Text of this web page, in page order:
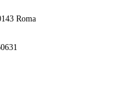
Roma